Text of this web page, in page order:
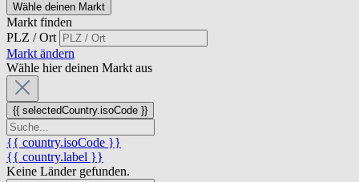
Wähle deinen Markt
Markt finden
PLZ / Ort
Markt ändern
Wähle hier deinen Markt aus
{{ selectedCountry.isoCode }}
{{ country.isoCode }}
{{ country.label }}
Keine Länder gefunden.